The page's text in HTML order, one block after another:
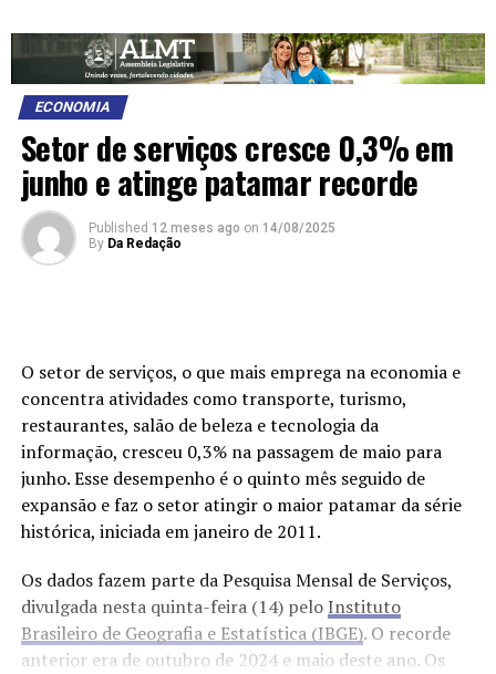
ECONOMIA
Setor de serviços cresce 0,3% em
junho e atinge patamar recorde
Published 12 meses ago on 14/08/2025
By Da Redação
O setor de serviços, o que mais emprega na economia e
concentra atividades como transporte, turismo,
restaurantes, salão de beleza e tecnologia da
informação, cresceu 0,3% na passagem de maio para
junho. Esse desempenho é o quinto mês seguido de
expansão e faz o setor atingir o maior patamar da série
histórica, iniciada em janeiro de 2011.
Os dados fazem parte da Pesquisa Mensal de Serviços,
divulgada nesta quinta-feira (14) peloInstituto
Brasileiro de Geografia e Estatística (IBGE). O recorde
anterior era de outubro de 2024 e maio deste ano. Os